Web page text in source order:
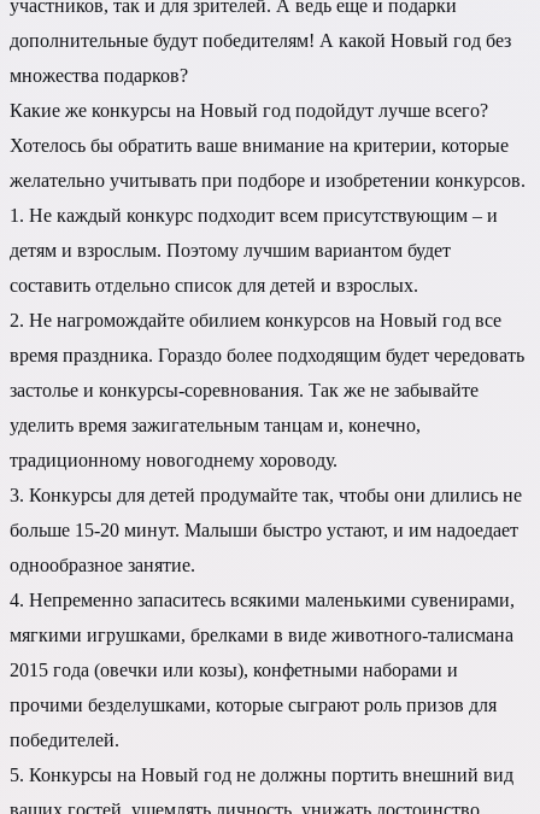
участников, так и для зрителей. А ведь еще и подарки
дополнительные будут победителям! А какой Новый год без
множества подарков?
Какие же конкурсы на Новый год подойдут лучше всего?
Хотелось бы обратить ваше внимание на критерии, которые
желательно учитывать при подборе и изобретении конкурсов.
1. Не каждый конкурс подходит всем присутствующим – и
детям и взрослым. Поэтому лучшим вариантом будет
составить отдельно список для детей и взрослых.
2. Не нагромождайте обилием конкурсов на Новый год все
время праздника. Гораздо более подходящим будет чередовать
застолье и конкурсы-соревнования. Так же не забывайте
уделить время зажигательным танцам и, конечно,
традиционному новогоднему хороводу.
3. Конкурсы для детей продумайте так, чтобы они длились не
больше 15-20 минут. Малыши быстро устают, и им надоедает
однообразное занятие.
4. Непременно запаситесь всякими маленькими сувенирами,
мягкими игрушками, брелками в виде животного-талисмана
2015 года (овечки или козы), конфетными наборами и
прочими безделушками, которые сыграют роль призов для
победителей.
5. Конкурсы на Новый год не должны портить внешний вид
ваших гостей, ущемлять личность, унижать достоинство